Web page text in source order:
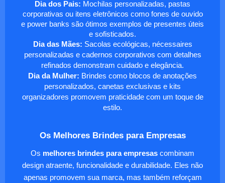
Dia dos Pais: Mochilas personalizadas, pastas
corporativas ou itens eletrônicos como fones de ouvido
e power banks são ótimos exemplos de presentes úteis
e sofisticados.
Dia das Mães: Sacolas ecológicas, nécessaires
personalizadas e cadernos corporativos com detalhes
refinados demonstram cuidado e elegância.
Dia da Mulher: Brindes como blocos de anotações
personalizados, canetas exclusivas e kits
organizadores promovem praticidade com um toque de
estilo.
Os Melhores Brindes para Empresas
Os melhores brindes para empresas combinam
design atraente, funcionalidade e durabilidade. Eles não
apenas promovem sua marca, mas também reforçam